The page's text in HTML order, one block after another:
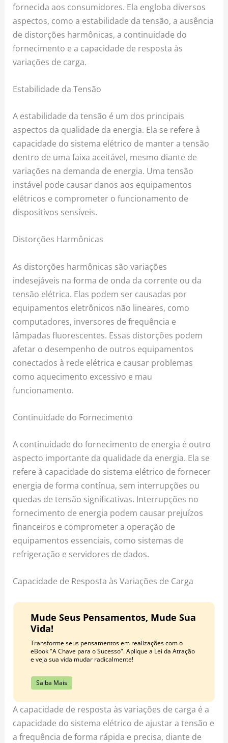
fornecida aos consumidores. Ela engloba diversos
aspectos, como a estabilidade da tensão, a ausência
de distorções harmônicas, a continuidade do
fornecimento e a capacidade de resposta às
variações de carga.
Estabilidade da Tensão
A estabilidade da tensão é um dos principais
aspectos da qualidade da energia. Ela se refere à
capacidade do sistema elétrico de manter a tensão
dentro de uma faixa aceitável, mesmo diante de
variações na demanda de energia. Uma tensão
instável pode causar danos aos equipamentos
elétricos e comprometer o funcionamento de
dispositivos sensíveis.
Distorções Harmônicas
As distorções harmônicas são variações
indesejáveis na forma de onda da corrente ou da
tensão elétrica. Elas podem ser causadas por
equipamentos eletrônicos não lineares, como
computadores, inversores de frequência e
lâmpadas fluorescentes. Essas distorções podem
afetar o desempenho de outros equipamentos
conectados à rede elétrica e causar problemas
como aquecimento excessivo e mau
funcionamento.
Continuidade do Fornecimento
A continuidade do fornecimento de energia é outro
aspecto importante da qualidade da energia. Ela se
refere à capacidade do sistema elétrico de fornecer
energia de forma contínua, sem interrupções ou
quedas de tensão significativas. Interrupções no
fornecimento de energia podem causar prejuízos
financeiros e comprometer a operação de
equipamentos essenciais, como sistemas de
refrigeração e servidores de dados.
Capacidade de Resposta às Variações de Carga
Mude Seus Pensamentos, Mude Sua
Vida!
Transforme seus pensamentos em realizações com o
eBook "A Chave para o Sucesso". Aplique a Lei da Atração
e veja sua vida mudar radicalmente!
Saiba Mais
A capacidade de resposta às variações de carga é a
capacidade do sistema elétrico de ajustar a tensão e
a frequência de forma rápida e precisa, diante de